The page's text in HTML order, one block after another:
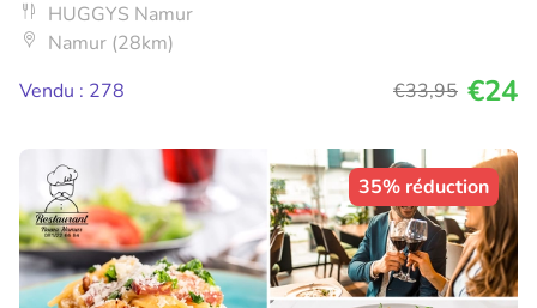
HUGGYS Namur
Namur (28km)
Vendu : 278
€33,95 €24
35% réduction